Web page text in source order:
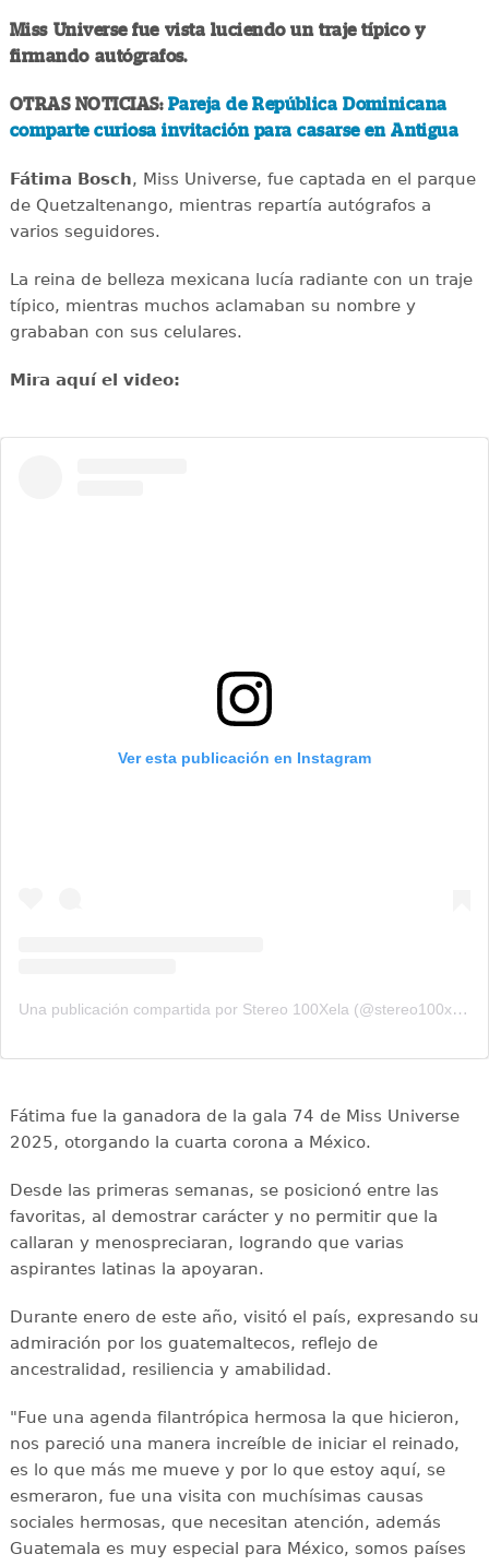
Miss Universe fue vista luciendo un traje típico y
firmando autógrafos.
OTRAS NOTICIAS: Pareja de República Dominicana
comparte curiosa invitación para casarse en Antigua
Fátima Bosch, Miss Universe, fue captada en el parque
de Quetzaltenango, mientras repartía autógrafos a
varios seguidores.
La reina de belleza mexicana lucía radiante con un traje
típico, mientras muchos aclamaban su nombre y
grababan con sus celulares.
Mira aquí el video:
Ver esta publicación en Instagram
Una publicación compartida por Stereo 100Xela (@stereo100xela)
Fátima fue la ganadora de la gala 74 de Miss Universe
2025, otorgando la cuarta corona a México.
Desde las primeras semanas, se posicionó entre las
favoritas, al demostrar carácter y no permitir que la
callaran y menospreciaran, logrando que varias
aspirantes latinas la apoyaran.
Durante enero de este año, visitó el país, expresando su
admiración por los guatemaltecos, reflejo de
ancestralidad, resiliencia y amabilidad.
"Fue una agenda filantrópica hermosa la que hicieron,
nos pareció una manera increíble de iniciar el reinado,
es lo que más me mueve y por lo que estoy aquí, se
esmeraron, fue una visita con muchísimas causas
sociales hermosas, que necesitan atención, además
Guatemala es muy especial para México, somos países